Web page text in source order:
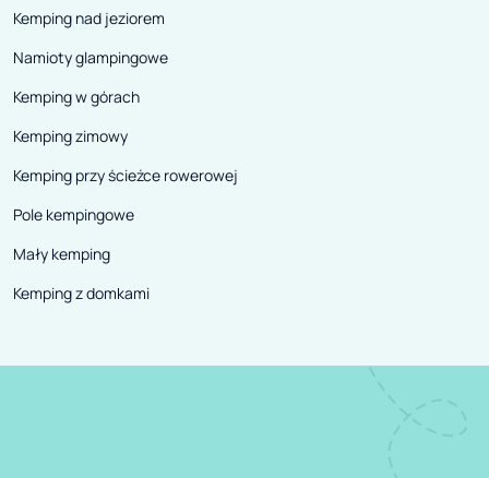
Kemping nad jeziorem
Namioty glampingowe
Kemping w górach
Kemping zimowy
Kemping przy ścieżce rowerowej
Pole kempingowe
Mały kemping
Kemping z domkami